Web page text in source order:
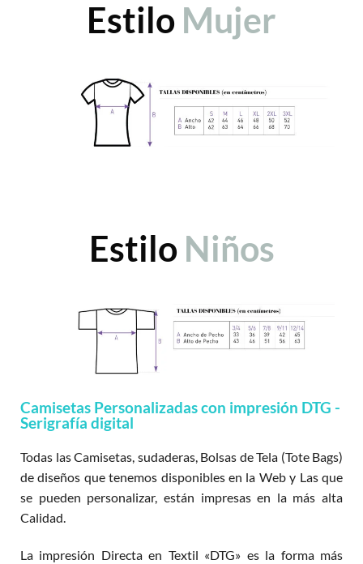
Estilo Mujer
Estilo Niños
Camisetas Personalizadas con impresión DTG -
Serigrafía digital
Todas las Camisetas, sudaderas, Bolsas de Tela (Tote Bags)
de diseños que tenemos disponibles en la Web y Las que
se pueden personalizar, están impresas en la más alta
Calidad.
La impresión Directa en Textil «DTG» es la forma más